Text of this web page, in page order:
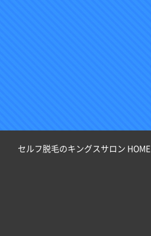
セルフ脱毛のキングスサロン HOME